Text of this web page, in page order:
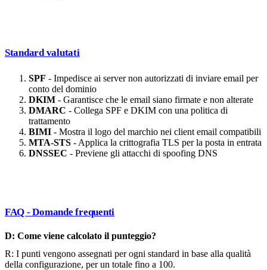
Standard valutati
SPF - Impedisce ai server non autorizzati di inviare email per
conto del dominio
DKIM - Garantisce che le email siano firmate e non alterate
DMARC - Collega SPF e DKIM con una politica di
trattamento
BIMI - Mostra il logo del marchio nei client email compatibili
MTA-STS - Applica la crittografia TLS per la posta in entrata
DNSSEC - Previene gli attacchi di spoofing DNS
FAQ - Domande frequenti
D: Come viene calcolato il punteggio?
R: I punti vengono assegnati per ogni standard in base alla qualità
della configurazione, per un totale fino a 100.